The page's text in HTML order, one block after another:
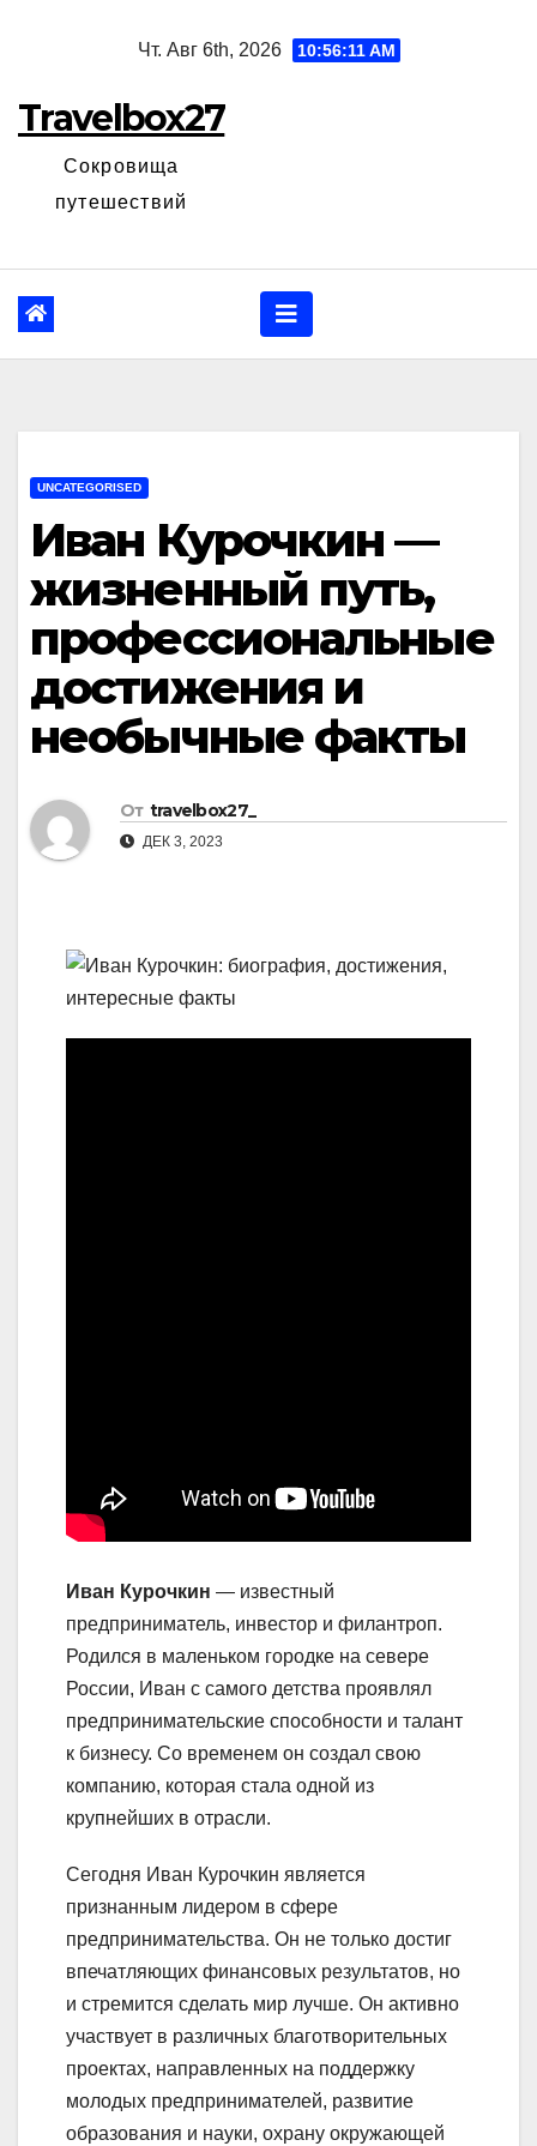
Чт. Авг 6th, 2026 10:56:12 AM
Travelbox27
Сокровища
путешествий
UNCATEGORISED
Иван Курочкин —
жизненный путь,
профессиональные
достижения и
необычные факты
От travelbox27_
ДЕК 3, 2023
Иван Курочкин — известный
предприниматель, инвестор и филантроп.
Родился в маленьком городке на севере
России, Иван с самого детства проявлял
предпринимательские способности и талант
к бизнесу. Со временем он создал свою
компанию, которая стала одной из
крупнейших в отрасли.
Сегодня Иван Курочкин является
признанным лидером в сфере
предпринимательства. Он не только достиг
впечатляющих финансовых результатов, но
и стремится сделать мир лучше. Он активно
участвует в различных благотворительных
проектах, направленных на поддержку
молодых предпринимателей, развитие
образования и науки, охрану окружающей